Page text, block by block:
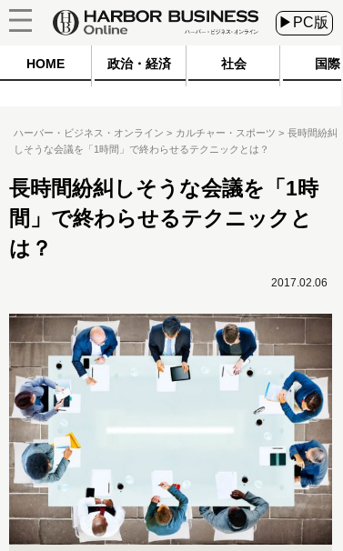
▶PC版
HOME 政治・経済 社会 国際
ハーバー・ビジネス・オンライン カルチャー・スポーツ
長時間紛糾
しそうな会議を「1時間」で終わらせるテクニックとは？
長時間紛糾しそうな会議を「1時
間」で終わらせるテクニックと
は？
2017.02.06